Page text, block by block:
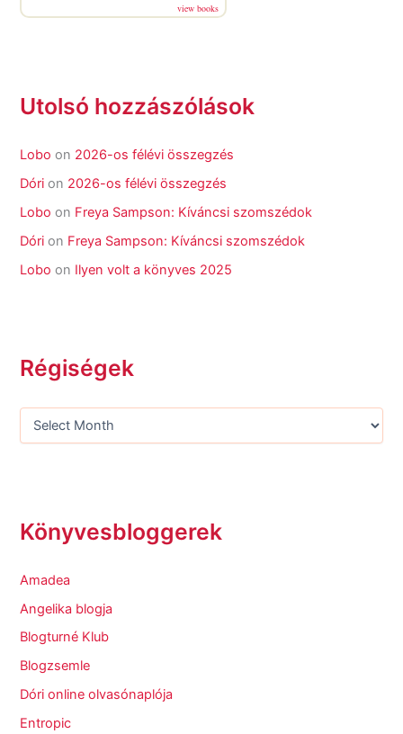
view books
Utolsó hozzászólások
Lobo on 2026-os félévi összegzés
Dóri on 2026-os félévi összegzés
Lobo on Freya Sampson: Kíváncsi szomszédok
Dóri on Freya Sampson: Kíváncsi szomszédok
Lobo on Ilyen volt a könyves 2025
Régiségek
Könyvesbloggerek
Amadea
Angelika blogja
Blogturné Klub
Blogzsemle
Dóri online olvasónaplója
Entropic